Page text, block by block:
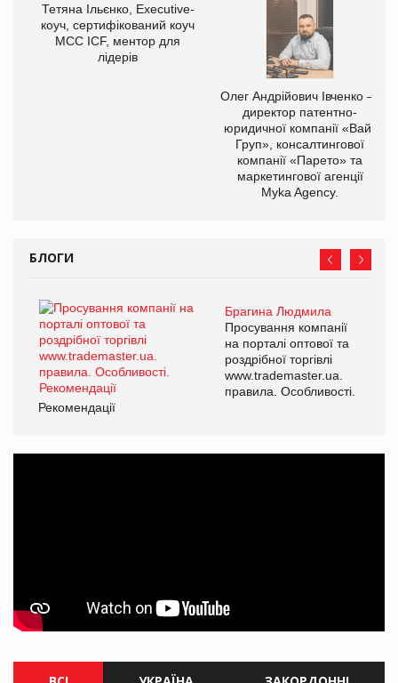
Тетяна Ільєнко, Executive-
коуч, сертифікований коуч
МСС ICF, ментор для
лідерів
Олег Андрійович Івченко —
директор патентно-
юридичної компанії «Вайз
Груп», консалтингової
компанії «Парето» та
маркетингової агенції
Myka Agency.
БЛОГИ
Брагина Людмила
Просування компанії
на порталі оптової та
роздрібної торгівлі
www.trademaster.ua.
правила. Особливості.
Рекомендації